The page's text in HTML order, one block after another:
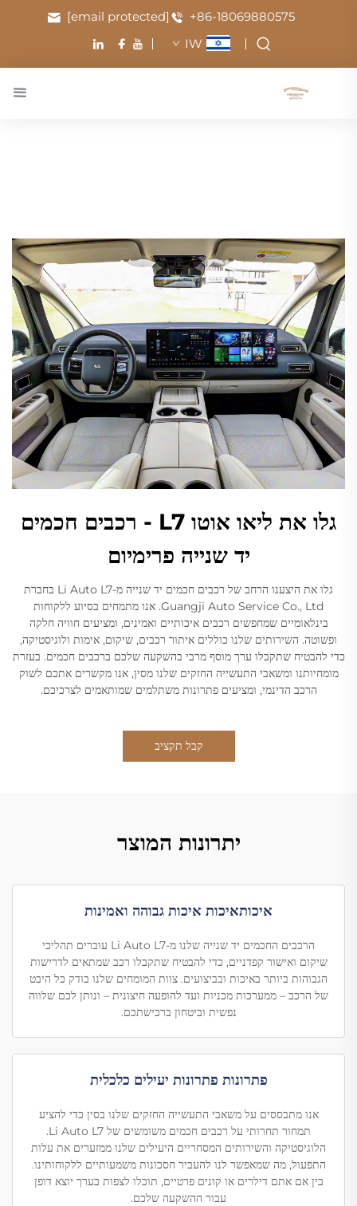
+86-18069880575
[email protected]
IW
גלו את ליאו אוטו L7 - רכבים חכמים
יד שנייה פרימיום
גלו את היצענו הרחב של רכבים חכמים יד שנייה מ-Li Auto L7 בחברת
Guangji Auto Service Co., Ltd. אנו מתמחים בסיוע ללקוחות
בינלאומיים שמחפשים רכבים איכותיים ואמינים, ומציעים חוויה חלקה
ופשוטה. השירותים שלנו כוללים איתור רכבים, שיקום, אימות ולוגיסטיקה,
כדי להבטיח שתקבלו ערך מוסף מרבי בהשקעה שלכם ברכבים חכמים. בעזרת
מומחיותנו ומשאבי התעשייה החזקים שלנו מסין, אנו מקשרים אתכם לשוק
הרכב הדינמי, ומציעים פתרונות משתלמים שמותאמים לצרכיכם.
קבל תקציב
יתרונות המוצר
איכותאיכות איכות גבוהה ואמינות
הרכבים החכמים יד שנייה שלנו מ-Li Auto L7 עוברים תהליכי
שיקום ואישור קפדניים, כדי להבטיח שתקבלו רכב שמתאים לדרישות
הגבוהות ביותר באיכות ובביצועים. צוות המומחים שלנו בודק כל היבט
של הרכב – ממערכות מכניות ועד להופעה חיצונית – ונותן לכם שלווה
נפשית וביטחון ברכישתכם.
פתרונות פתרונות יעילים כלכלית
אנו מתבססים על משאבי התעשייה החזקים שלנו בסין כדי להציע
תמחור תחרותי על רכבים חכמים משומשים של Li Auto L7.
הלוגיסטיקה והשירותים המסחריים היעילים שלנו ממזערים את עלות
התפעול, מה שמאפשר לנו להעביר חסכונות משמעותיים ללקוחותינו.
בין אם אתם דילרים או קונים פרטיים, תוכלו לצפות בערך יוצא דופן
עבור ההשקעה שלכם.